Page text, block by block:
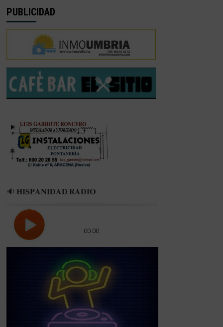
PUBLICIDAD
🔉 𝐇𝐈𝐒𝐏𝐀𝐍𝐈𝐃𝐀𝐃 𝐑𝐀𝐃𝐈𝐎